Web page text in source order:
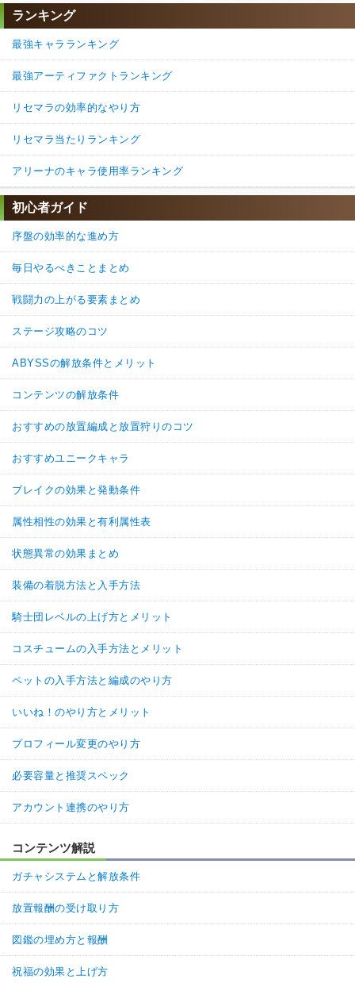
ランキング
最強キャラランキング
最強アーティファクトランキング
リセマラの効率的なやり方
リセマラ当たりランキング
アリーナのキャラ使用率ランキング
初心者ガイド
序盤の効率的な進め方
毎日やるべきことまとめ
戦闘力の上がる要素まとめ
ステージ攻略のコツ
ABYSSの解放条件とメリット
コンテンツの解放条件
おすすめの放置編成と放置狩りのコツ
おすすめユニークキャラ
ブレイクの効果と発動条件
属性相性の効果と有利属性表
状態異常の効果まとめ
装備の着脱方法と入手方法
騎士団レベルの上げ方とメリット
コスチュームの入手方法とメリット
ペットの入手方法と編成のやり方
いいね！のやり方とメリット
プロフィール変更のやり方
必要容量と推奨スペック
アカウント連携のやり方
コンテンツ解説
ガチャシステムと解放条件
放置報酬の受け取り方
図鑑の埋め方と報酬
祝福の効果と上げ方